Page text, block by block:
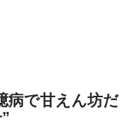
病で甘えん坊だ